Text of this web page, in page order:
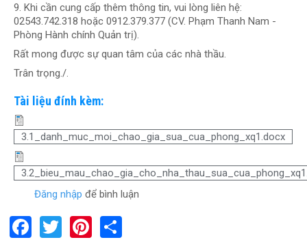
9. Khi cần cung cấp thêm thông tin, vui lòng liên hệ:
02543.742.318 hoặc 0912.379.377 (CV. Phạm Thanh Nam -
Phòng Hành chính Quản trị).
Rất mong được sự quan tâm của các nhà thầu.
Trân trọng./.
Tài liệu đính kèm:
3.1_danh_muc_moi_chao_gia_sua_cua_phong_xq1.docx
Đăng nhập để bình luận
F
T
Pi